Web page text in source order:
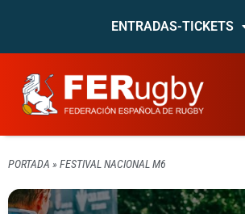
ENTRADAS-TICKETS
PORTADA » FESTIVAL NACIONAL M6